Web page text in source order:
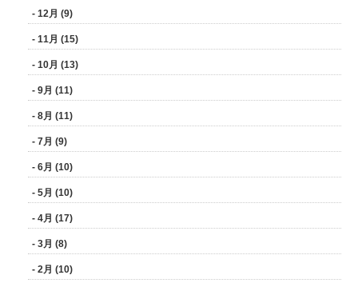
- 12月 (9)
- 11月 (15)
- 10月 (13)
- 9月 (11)
- 8月 (11)
- 7月 (9)
- 6月 (10)
- 5月 (10)
- 4月 (17)
- 3月 (8)
- 2月 (10)